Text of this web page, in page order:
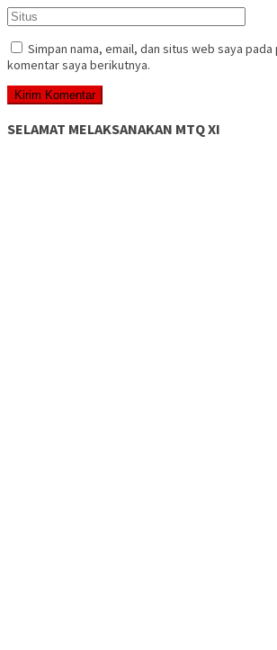
Simpan nama, email, dan situs web saya
komentar saya berikutnya.
SELAMAT MELAKSANAKAN MTQ XI